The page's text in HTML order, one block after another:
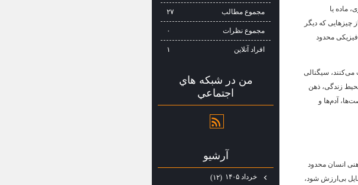
ماده یا
چیزهایی که دیگر
فیزیکی محدود
سیگنالی
زندگی، ذهن
آدم‌ها و
انسان محدود
بی‌ارزش شود،
مجموع مطالب ۲۷
مجموع نظرات ۰
افراد آنلاین ۱
من در شبكه هاي
اجتماعي
آرشيو
خرداد ۱۴۰۵ (۱۲)